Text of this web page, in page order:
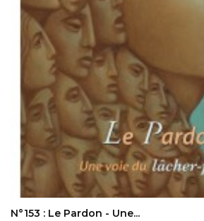
AJOUTER AU PANIER
N°153 : Le Pardon - Une...